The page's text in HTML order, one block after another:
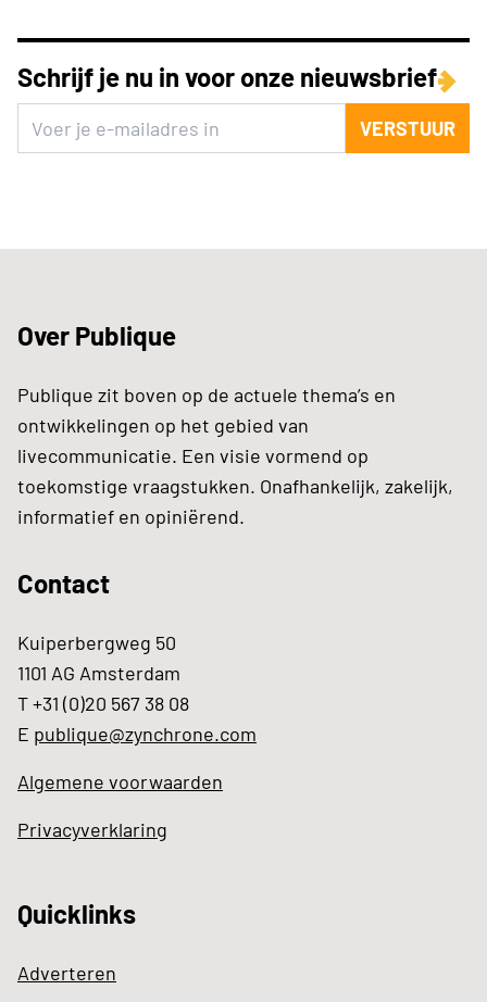
Schrijf je nu in voor onze nieuwsbrief
VERSTUUR
Over Publique
Publique zit boven op de actuele thema’s en
ontwikkelingen op het gebied van
livecommunicatie. Een visie vormend op
toekomstige vraagstukken. Onafhankelijk, zakelijk,
informatief en opiniërend.
Contact
Kuiperbergweg 50
1101 AG Amsterdam
T +31 (0)20 567 38 08
E publique@zynchrone.com
Algemene voorwaarden
Privacyverklaring
Quicklinks
Adverteren